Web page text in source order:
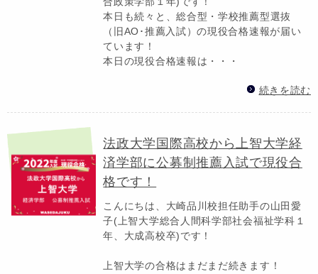
本日も続々と、総合型・学校推薦型選抜
（旧AO･推薦入試）の現役合格速報が届い
ています！
本日の現役合格速報は・・・
続きを読む
法政大学国際高校から上智大学経
済学部に公募制推薦入試で現役合
格です！
こんにちは、大崎品川校担任助手の山田愛
子(上智大学総合人間科学部社会福祉学科１
年、大成高校卒)です！
上智大学の合格はまだまだ続きます！